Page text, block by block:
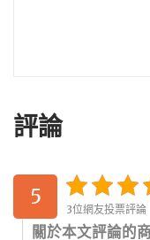
評論
5
3位網友投票評論
關於本文評論的